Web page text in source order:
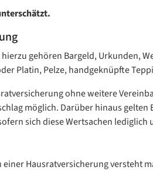
gehören Bargeld, Urkunden,
Platin, Pelze, handgeknüpfte
ohne weitere
möglich. Darüber hinaus
sich diese Wertsachen
Hausratversicherung versteht